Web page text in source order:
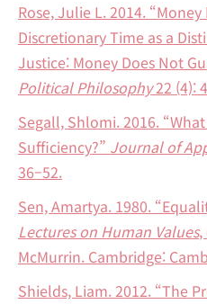
Rose, Julie L. 2014.
Discretionary Time as a
Justice: Money Does Not
Political Philosophy22 (4):
Segall, Shlomi. 2016.
Sufficiency?” Journal of
36–52.
Sen, Amartya. 1980.
Lectures on Human Values,
McMurrin. Cambridge:
Shields, Liam. 2012. “The